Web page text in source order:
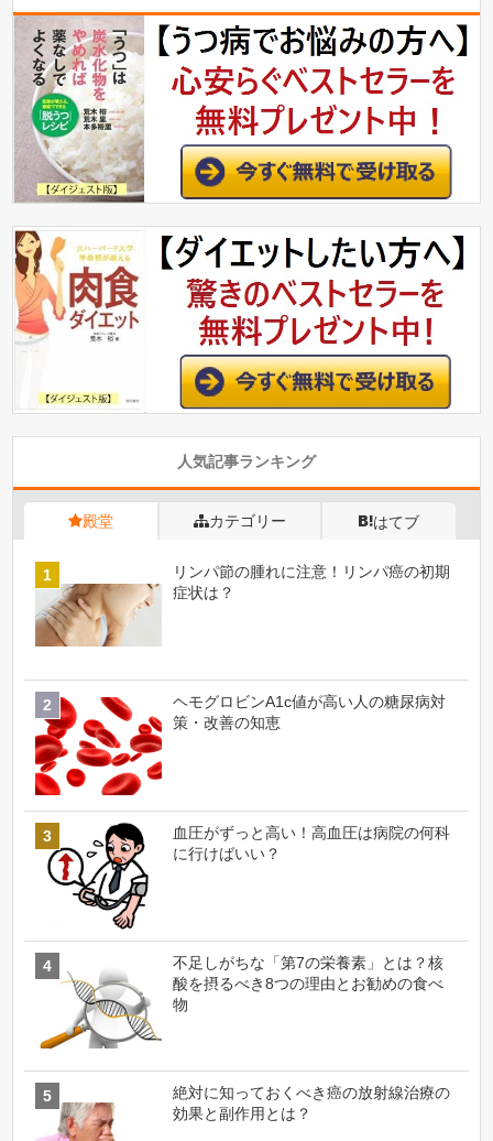
人気記事ランキング
殿堂 カテゴリー はてブ
リンパ節の腫れに注意！リンパ癌の初期
症状は？
ヘモグロビンA1c値が高い人の糖尿病対
策・改善の知恵
血圧がずっと高い！高血圧は病院の何科
に行けばいい？
不足しがちな「第7の栄養素」とは？核
酸を摂るべき8つの理由とお勧めの食べ
物
絶対に知っておくべき癌の放射線治療の
効果と副作用とは？